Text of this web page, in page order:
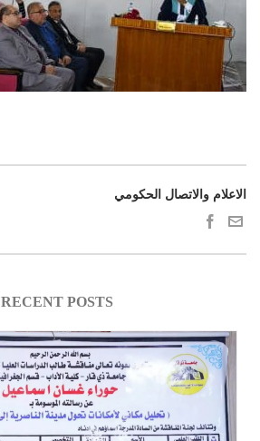
الاعلام والاتصال الحكومي
RECENT POSTS